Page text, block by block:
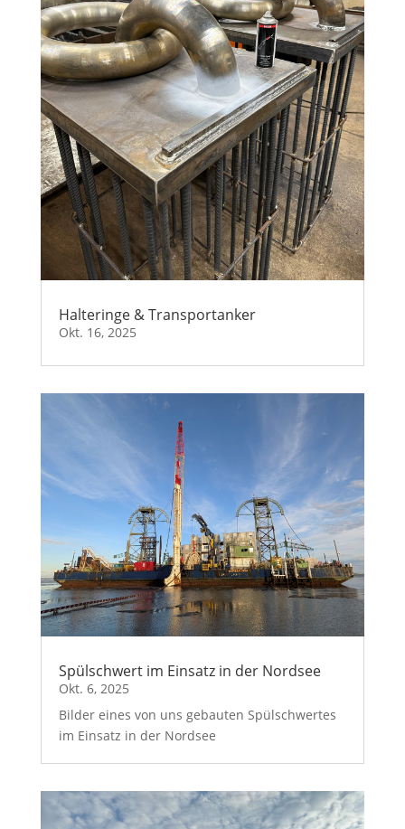
Halteringe & Transportanker
Okt. 16, 2025
Spülschwert im Einsatz in der Nordsee
Okt. 6, 2025
Bilder eines von uns gebauten Spülschwertes
im Einsatz in der Nordsee